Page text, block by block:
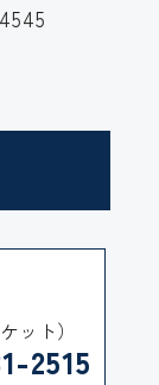
ット）
2515